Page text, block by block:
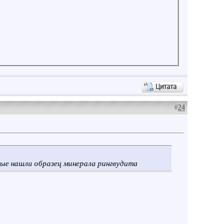
#24
нашли образец минерала рингвудита